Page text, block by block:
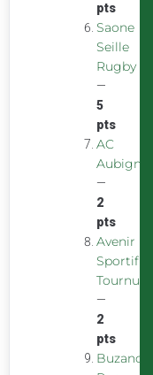
pts
Saone
Seille
Rugby
—
5
pts
AC
Aubigny
—
2
pts
Avenir
Sportif
Tournus
—
2
pts
Buzancais